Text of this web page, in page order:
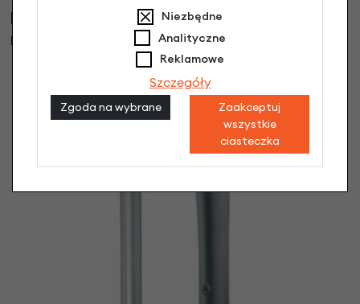
Klienci, którzy kupili ten produkt wybrali
również
Niezbędne
Analityczne
Reklamowe
Szczegóły
Zgoda na wybrane
Zaakceptuj
wszystkie
ciasteczka